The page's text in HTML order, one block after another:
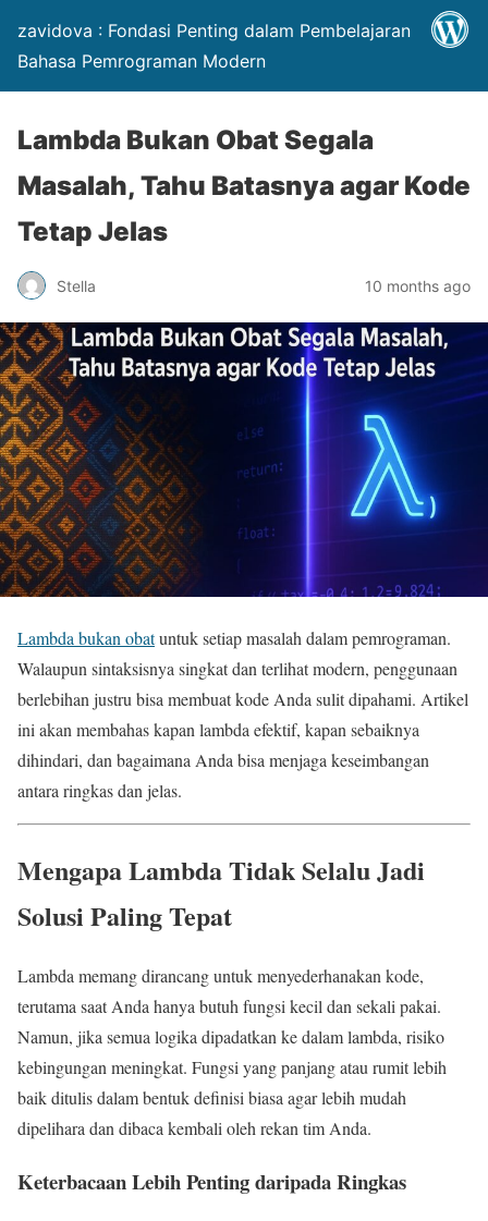
zavidova : Fondasi Penting dalam Pembelajaran
Bahasa Pemrograman Modern
Lambda Bukan Obat Segala
Masalah, Tahu Batasnya agar Kode
Tetap Jelas
Stella 10 months ago
Lambda bukan obatuntuk setiap masalah dalam pemrograman.
Walaupun sintaksisnya singkat dan terlihat modern, penggunaan
berlebihan justru bisa membuat kode Anda sulit dipahami. Artikel
ini akan membahas kapan lambda efektif, kapan sebaiknya
dihindari, dan bagaimana Anda bisa menjaga keseimbangan
antara ringkas dan jelas.
Mengapa Lambda Tidak Selalu Jadi
Solusi Paling Tepat
Lambda memang dirancang untuk menyederhanakan kode,
terutama saat Anda hanya butuh fungsi kecil dan sekali pakai.
Namun, jika semua logika dipadatkan ke dalam lambda, risiko
kebingungan meningkat. Fungsi yang panjang atau rumit lebih
baik ditulis dalam bentuk definisi biasa agar lebih mudah
dipelihara dan dibaca kembali oleh rekan tim Anda.
Keterbacaan Lebih Penting daripada Ringkas